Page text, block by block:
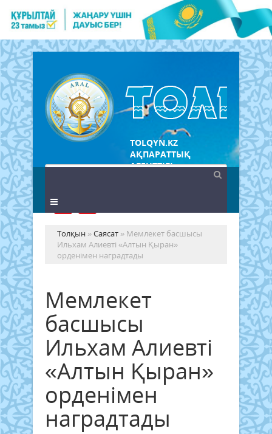
TOLQYN.KZ
АҚПАРАТТЫҚ
АГЕНТТІГІ
Толқын »Саясат » Мемлекет басшысы
Ильхам Алиевті «Алтын Қыран»
орденімен наградтады
Мемлекет
басшысы
Ильхам Алиевті
«Алтын Қыран»
орденімен
наградтады